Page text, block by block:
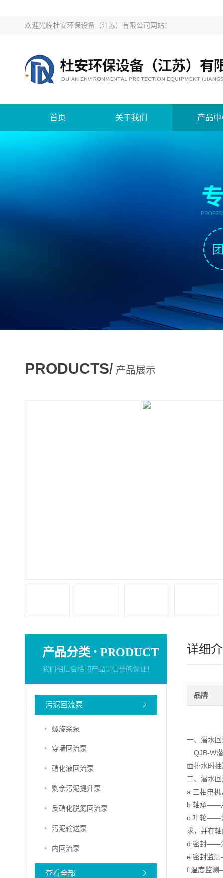
欢迎光临杜安环保设备（江苏）有限公司网站！
首页 关于我们 产品中
PRODUCTS/ 产品展示
产品分类 · PRODUCT
我们相信合格的产品是信誉的保证！
污泥回流泵
螺旋桨泵
穿墙回流泵
硝化液回流泵
剩余污泥提升泵
反硝化脱氮回流泵
污泥输送泵
内回流泵
查看全部
详细
品牌
一、潜水
QJB-W潜
面排水时
二、潜水
a:三相电机
b:轴承——
c:叶轮——
求，并在
d:密封——
e:密封监测
f:温度监测